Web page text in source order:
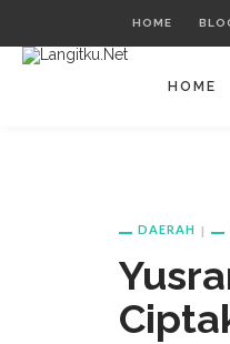
HOME
HOME
DAERAH